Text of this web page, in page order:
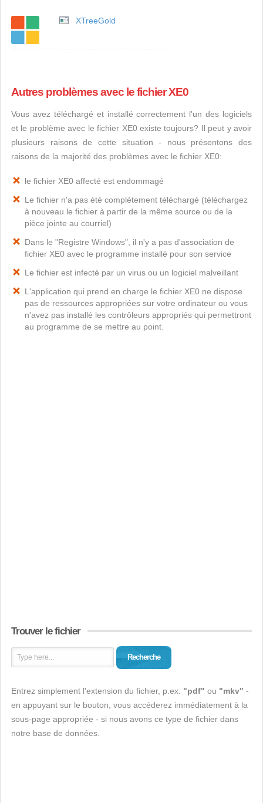
XTreeGold
Autres problèmes avec le fichier XE0
Vous avez téléchargé et installé correctement l'un des logiciels
et le problème avec le fichier XE0 existe toujours? Il peut y avoir
plusieurs raisons de cette situation - nous présentons des
raisons de la majorité des problèmes avec le fichier XE0:
le fichier XE0 affecté est endommagé
Le fichier n'a pas été complètement téléchargé (téléchargez
à nouveau le fichier à partir de la même source ou de la
pièce jointe au courriel)
Dans le "Registre Windows", il n'y a pas d'association de
fichier XE0 avec le programme installé pour son service
Le fichier est infecté par un virus ou un logiciel malveillant
L'application qui prend en charge le fichier XE0 ne dispose
pas de ressources appropriées sur votre ordinateur ou vous
n'avez pas installé les contrôleurs appropriés qui permettront
au programme de se mettre au point.
Trouver le fichier
Recherche
Entrez simplement l'extension du fichier, p.ex. "pdf" ou "mkv" -
en appuyant sur le bouton, vous accéderez immédiatement à la
sous-page appropriée - si nous avons ce type de fichier dans
notre base de données.